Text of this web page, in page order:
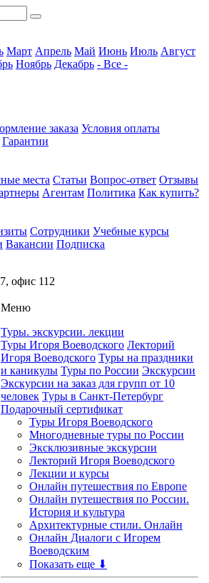
Март Апрель Май Июнь Июль Август
Ноябрь Декабрь - Все -
заказа Условия оплаты
Гарантии
места Статьи Вопрос-ответ Отзывы
Агентам Политика Как купить?
Сотрудники Учебные курсы
Вакансии Подписка
офис 112
Меню
Туры. экскурсии. лекции
Туры Игоря Воеводского Лекторий
Игоря Воеводского Туры на праздники
и каникулы Туры по России Экскурсии
Экскурсии на заказ для групп от 10
человек Туры в Санкт-Петербург
Подарочный сертификат
Туры Игоря Воеводского
Многодневные туры по России
Эксклюзивные экскурсии
Лекторий Игоря Воеводского
Лекции и курсы
Онлайн путешествия по Европе
Онлайн путешествия по России.
История и культура
Архитектурные стили. Онлайн
Онлайн Диалоги с Игорем
Воеводским
Показать еще ⬇